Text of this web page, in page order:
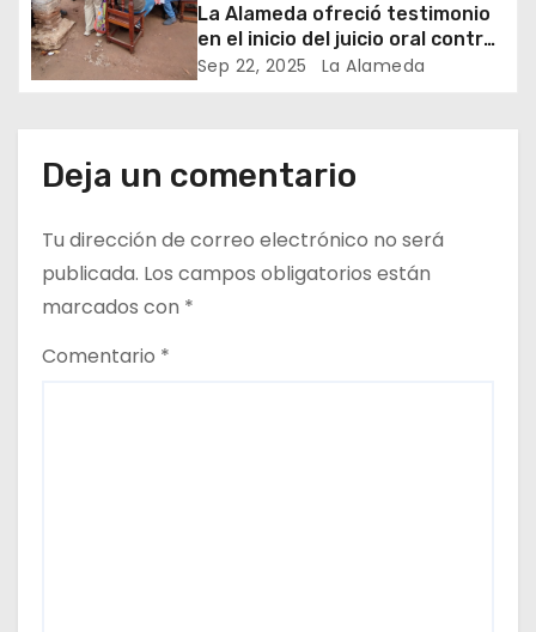
a
s
La Alameda ofreció testimonio
en el inicio del juicio oral contra
un empresario jujeño acusado
Sep 22, 2025 La Alameda
Deja un comentario
Tu dirección de correo electrónico no será
publicada. Los campos obligatorios están
marcados con *
Comentario *